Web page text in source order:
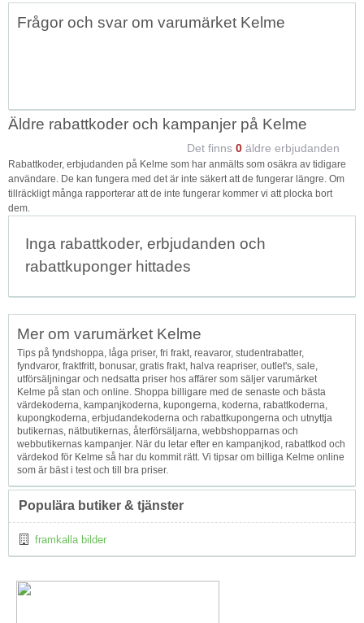
Topp
Frågor och svar om varumärket Kelme
Äldre rabattkoder och kampanjer på Kelme
Det finns 0 äldre erbjudanden
Rabattkoder, erbjudanden på Kelme som har anmälts som osäkra av tidigare
användare. De kan fungera med det är inte säkert att de fungerar längre. Om
tillräckligt många rapporterar att de inte fungerar kommer vi att plocka bort
dem.
Inga rabattkoder, erbjudanden och
rabattkuponger hittades
Mer om varumärket Kelme
Tips på fyndshoppa, låga priser, fri frakt, reavaror, studentrabatter,
fyndvaror, fraktfritt, bonusar, gratis frakt, halva reapriser, outlet's, sale,
utförsäljningar och nedsatta priser hos affärer som säljer varumärket
Kelme på stan och online. Shoppa billigare med de senaste och bästa
värdekoderna, kampanjkoderna, kupongerna, koderna, rabattkoderna,
kupongkoderna, erbjudandekoderna och rabattkupongerna och utnyttja
butikernas, nätbutikernas, återförsäljarna, webbshopparnas och
webbutikernas kampanjer. När du letar efter en kampanjkod, rabattkod och
värdekod för Kelme så har du kommit rätt. Vi tipsar om billiga Kelme online
som är bäst i test och till bra priser.
Populära butiker & tjänster
framkalla bilder